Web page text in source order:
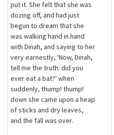
put it. She felt that she was
dozing off, and had just
begun to dream that she
was walking hand in hand
with Dinah, and saying to her
very earnestly, 'Now, Dinah,
tell me the truth: did you
ever eat a bat?' when
suddenly, thump! thump!
down she came upon a heap
of sticks and dry leaves,
and the fall was over.